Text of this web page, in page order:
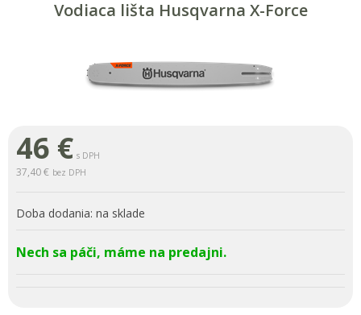
Vodiaca lišta Husqvarna X-Force
46 € s DPH
37,40 € bez DPH
Doba dodania: na sklade
Nech sa páči, máme na predajni.